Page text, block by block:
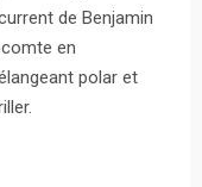
de Benjamin
en
polar et